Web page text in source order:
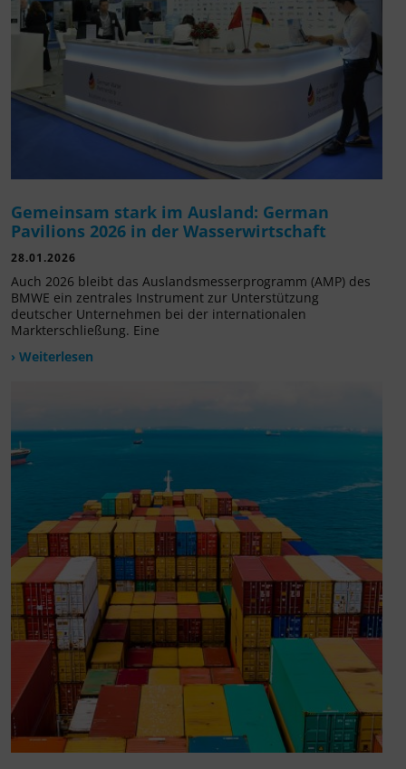
Gemeinsam stark im Ausland: German
Pavilions 2026 in der Wasserwirtschaft
28.01.2026
Auch 2026 bleibt das Auslandsmesserprogramm (AMP) des
BMWE ein zentrales Instrument zur Unterstützung
deutscher Unternehmen bei der internationalen
Markterschließung. Eine
› Weiterlesen